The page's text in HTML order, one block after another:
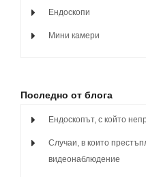
Ендоскопи
Мини камери
Последно от блога
Ендоскопът, с който
Случаи, в които
видеонаблюдение